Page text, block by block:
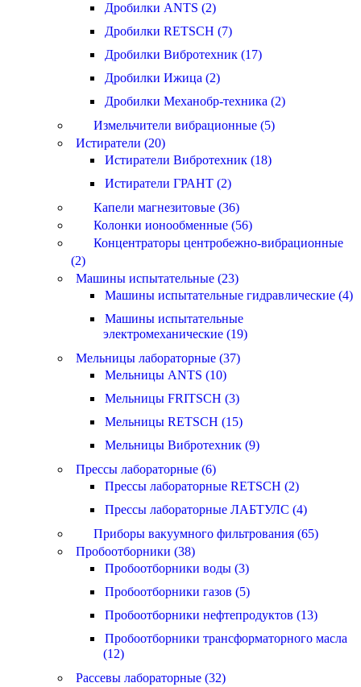
Дробилки ANTS (2)
Дробилки RETSCH (7)
Дробилки Вибротехник (17)
Дробилки Ижица (2)
Дробилки Механобр-техника (2)
Измельчители вибрационные (5)
Истиратели (20)
Истиратели Вибротехник (18)
Истиратели ГРАНТ (2)
Капели магнезитовые (36)
Колонки ионообменные (56)
Концентраторы центробежно-вибрационные
(2)
Машины испытательные (23)
Машины испытательные гидравлические (4)
Машины испытательные
электромеханические (19)
Мельницы лабораторные (37)
Мельницы ANTS (10)
Мельницы FRITSCH (3)
Мельницы RETSCH (15)
Мельницы Вибротехник (9)
Прессы лабораторные (6)
Прессы лабораторные RETSCH (2)
Прессы лабораторные ЛАБТУЛС (4)
Приборы вакуумного фильтрования (65)
Пробоотборники (38)
Пробоотборники воды (3)
Пробоотборники газов (5)
Пробоотборники нефтепродуктов (13)
Пробоотборники трансформаторного масла
(12)
Рассевы лабораторные (32)